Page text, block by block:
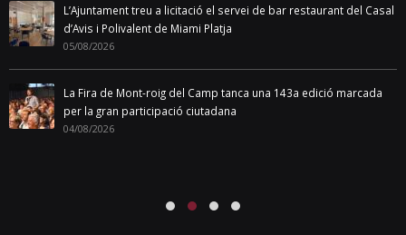
L’Ajuntament treu a licitació el servei de bar restaurant del Casal
d’Avis i Polivalent de Miami Platja
05/08/2026
La Fira de Mont-roig del Camp tanca una 143a edició marcada
per la gran participació ciutadana
04/08/2026